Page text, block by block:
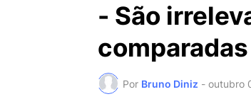
- São
Por Bruno Diniz - outubro